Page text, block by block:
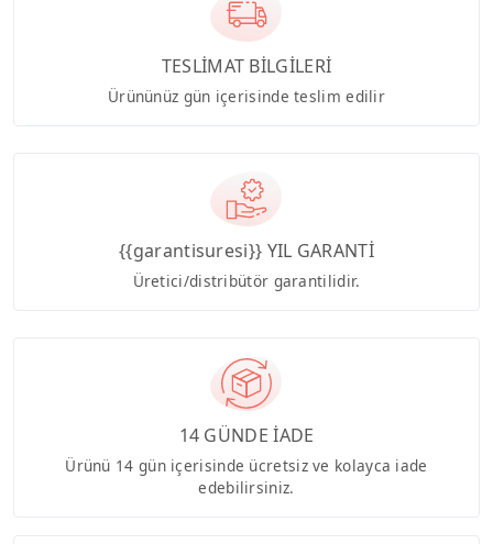
TESLİMAT BİLGİLERİ
Ürününüz gün içerisinde teslim edilir
{{garantisuresi}} YIL GARANTİ
Üretici/distribütör garantilidir.
14 GÜNDE İADE
Ürünü 14 gün içerisinde ücretsiz ve kolayca iade
edebilirsiniz.